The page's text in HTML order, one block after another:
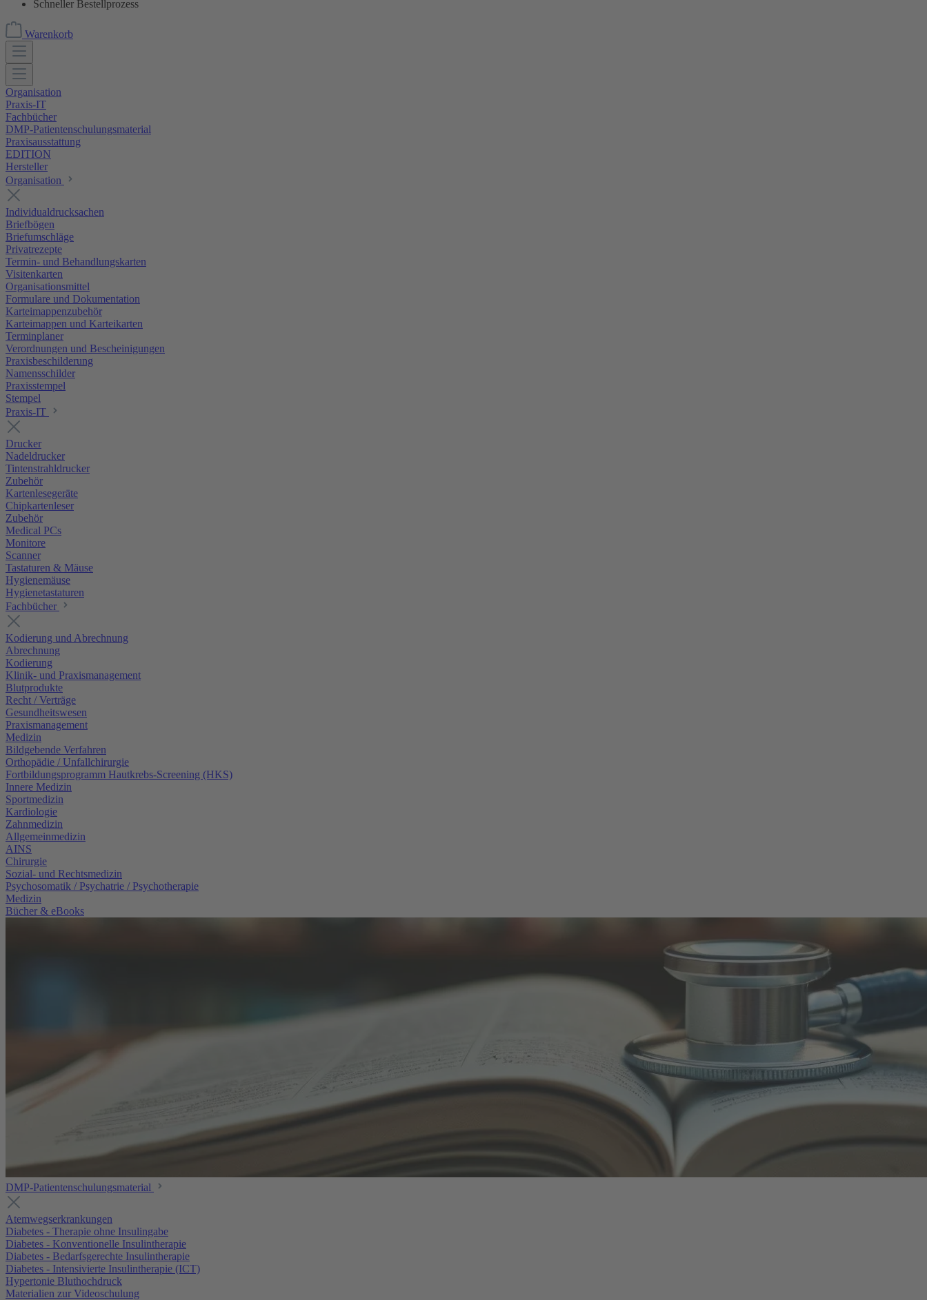
Schneller Bestellprozess
Warenkorb
Organisation
Praxis-IT
Fachbücher
DMP-Patientenschulungsmaterial
Praxisausstattung
EDITION
Hersteller
Organisation
Individualdrucksachen
Briefbögen
Briefumschläge
Privatrezepte
Termin- und Behandlungskarten
Visitenkarten
Organisationsmittel
Formulare und Dokumentation
Karteimappenzubehör
Karteimappen und Karteikarten
Terminplaner
Verordnungen und Bescheinigungen
Praxisbeschilderung
Namensschilder
Praxisstempel
Stempel
Praxis-IT
Drucker
Nadeldrucker
Tintenstrahldrucker
Zubehör
Kartenlesegeräte
Chipkartenleser
Zubehör
Medical PCs
Monitore
Scanner
Tastaturen & Mäuse
Hygienemäuse
Hygienetastaturen
Fachbücher
Kodierung und Abrechnung
Abrechnung
Kodierung
Klinik- und Praxismanagement
Blutprodukte
Recht / Verträge
Gesundheitswesen
Praxismanagement
Medizin
Bildgebende Verfahren
Orthopädie / Unfallchirurgie
Fortbildungsprogramm Hautkrebs-Screening (HKS)
Innere Medizin
Sportmedizin
Kardiologie
Zahnmedizin
Allgemeinmedizin
AINS
Chirurgie
Sozial- und Rechtsmedizin
Psychosomatik / Psychatrie / Psychotherapie
Medizin
Bücher & eBooks
DMP-Patientenschulungsmaterial
Atemwegserkrankungen
Diabetes - Therapie ohne Insulingabe
Diabetes - Konventionelle Insulintherapie
Diabetes - Bedarfsgerechte Insulintherapie
Diabetes - Intensivierte Insulintherapie (ICT)
Hypertonie Bluthochdruck
Materialien zur Videoschulung